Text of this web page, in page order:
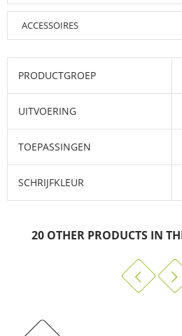
ACCESSOIRES
PRODUCTGROEP
UITVOERING
TOEPASSINGEN
SCHRIJFKLEUR
20 OTHER PRODUCTS IN